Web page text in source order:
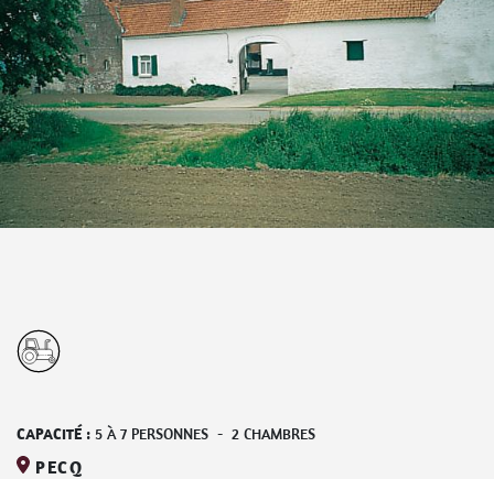
CAPACITÉ : 5 À7 PERSONNES - 2 CHAMBRES
PECQ